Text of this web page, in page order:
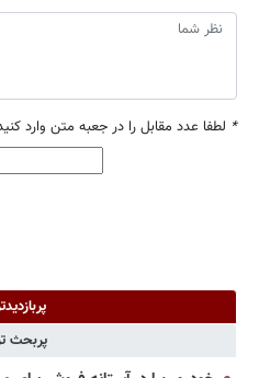
* لطفا عدد مقابل را در جعبه متن وارد
پربحث